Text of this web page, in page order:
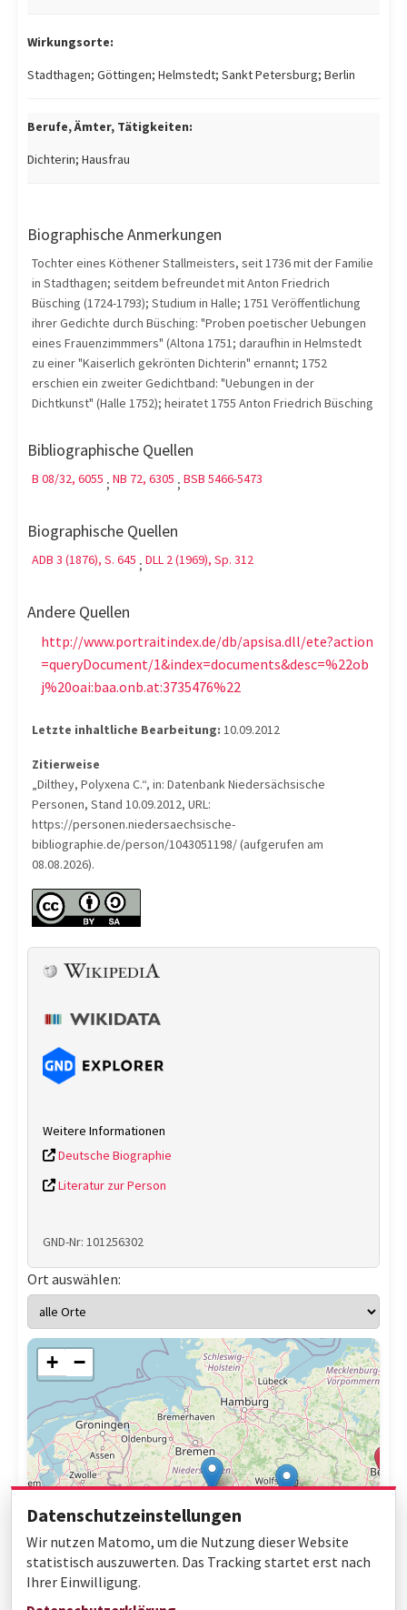
Wirkungsorte:
Stadthagen; Göttingen; Helmstedt; Sankt Petersburg; Berlin
Berufe, Ämter, Tätigkeiten:
Dichterin; Hausfrau
Biographische Anmerkungen
Tochter eines Köthener Stallmeisters, seit 1736 mit der Familie
in Stadthagen; seitdem befreundet mit Anton Friedrich
Büsching (1724-1793); Studium in Halle; 1751 Veröffentlichung
ihrer Gedichte durch Büsching: "Proben poetischer Uebungen
eines Frauenzimmmers" (Altona 1751; daraufhin in Helmstedt
zu einer "Kaiserlich gekrönten Dichterin" ernannt; 1752
erschien ein zweiter Gedichtband: "Uebungen in der
Dichtkunst" (Halle 1752); heiratet 1755 Anton Friedrich Büsching
Bibliographische Quellen
B 08/32, 6055 ; NB 72, 6305 ; BSB 5466-5473
Biographische Quellen
ADB 3 (1876), S. 645 ; DLL 2 (1969), Sp. 312
Andere Quellen
http://www.portraitindex.de/db/apsisa.dll/ete?action
=queryDocument/1&index=documents&desc=%22ob
j%20oai:baa.onb.at:3735476%22
Letzte inhaltliche Bearbeitung: 10.09.2012
Zitierweise
„Dilthey, Polyxena C.“, in: Datenbank Niedersächsische
Personen, Stand 10.09.2012, URL:
https://personen.niedersaechsische-
bibliographie.de/person/1043051198/ (aufgerufen am
08.08.2026).
Weitere Informationen
Deutsche Biographie
Literatur zur Person
GND-Nr: 101256302
Ort auswählen:
+ −
Datenschutzeinstellungen
Wir nutzen Matomo, um die Nutzung dieser Website
statistisch auszuwerten. Das Tracking startet erst nach
Ihrer Einwilligung.